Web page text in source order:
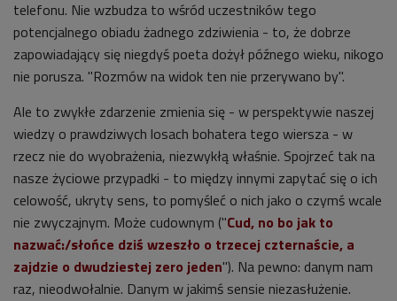
telefonu. Nie wzbudza to wśród uczestników tego
potencjalnego obiadu żadnego zdziwienia - to, że dobrze
zapowiadający się niegdyś poeta dożył późnego wieku, nikogo
nie porusza. "Rozmów na widok ten nie przerywano by".
Ale to zwykłe zdarzenie zmienia się - w perspektywie naszej
wiedzy o prawdziwych losach bohatera tego wiersza - w
rzecz nie do wyobrażenia, niezwykłą właśnie. Spojrzeć tak na
nasze życiowe przypadki - to między innymi zapytać się o ich
celowość, ukryty sens, to pomyśleć o nich jako o czymś wcale
nie zwyczajnym. Może cudownym ("Cud, no bo jak to
nazwać:/słońce dziś wzeszło o trzecej czternaście, a
zajdzie o dwudziestej zero jeden"). Na pewno: danym nam
raz, nieodwołalnie. Danym w jakimś sensie niezasłużenie.